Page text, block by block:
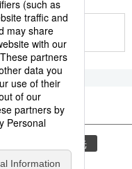
観光